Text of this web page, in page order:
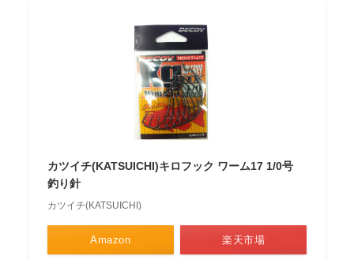
カツイチ(KATSUICHI)キロフック ワーム17 1/0号
釣り針
カツイチ(KATSUICHI)
Amazon 楽天市場